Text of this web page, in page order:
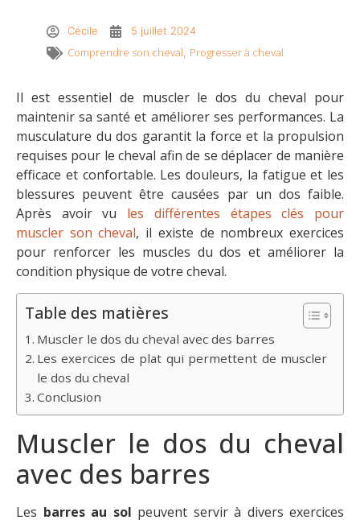
Cécile 5 juillet 2024
Comprendre son cheval, Progresser à cheval
Il est essentiel de muscler le dos du cheval pour
maintenir sa santé et améliorer ses performances. La
musculature du dos garantit la force et la propulsion
requises pour le cheval afin de se déplacer de manière
efficace et confortable. Les douleurs, la fatigue et les
blessures peuvent être causées par un dos faible.
Après avoir vu les différentes étapes clés pour
muscler son cheval, il existe de nombreux exercices
pour renforcer les muscles du dos et améliorer la
condition physique de votre cheval.
Table des matières
Muscler le dos du cheval avec des barres
Les exercices de plat qui permettent de muscler
le dos du cheval
Conclusion
Muscler le dos du cheval
avec des barres
Les barres au sol peuvent servir à divers exercices